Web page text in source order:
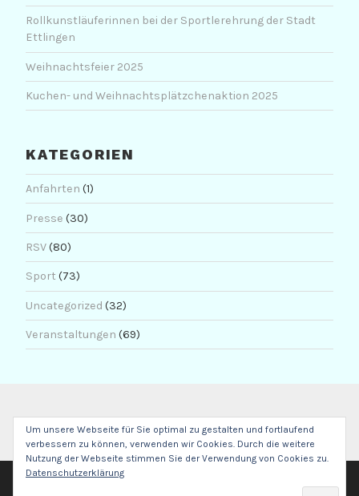
Rollkunstläuferinnen bei der Sportlerehrung der Stadt
Ettlingen
Weihnachtsfeier 2025
Kuchen- und Weihnachtsplätzchenaktion 2025
KATEGORIEN
Anfahrten (1)
Presse (30)
RSV(80)
Sport (73)
Uncategorized (32)
Veranstaltungen (69)
Um unsere Webseite für Sie optimal zu gestalten und fortlaufend
verbessern zu können, verwenden wir Cookies. Durch die weitere
Nutzung der Webseite stimmen Sie der Verwendung von Cookies zu.
Datenschutzerklärung